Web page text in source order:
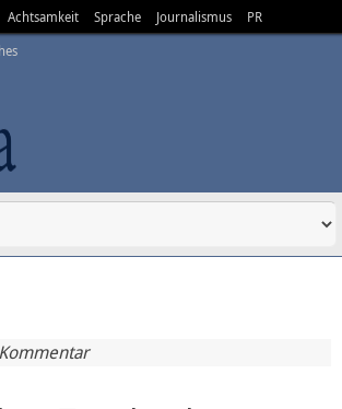
Achtsamkeit Sprache Journalismus
PR
Kommentar